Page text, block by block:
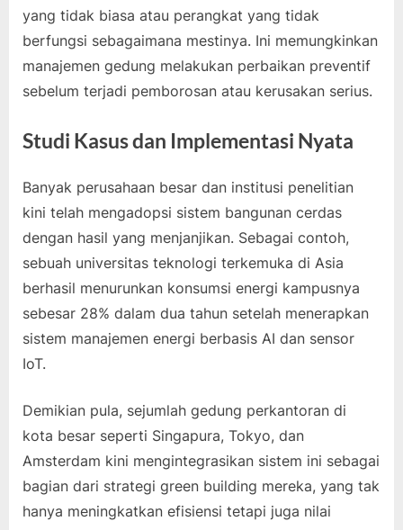
yang tidak biasa atau perangkat yang tidak
berfungsi sebagaimana mestinya. Ini memungkinkan
manajemen gedung melakukan perbaikan preventif
sebelum terjadi pemborosan atau kerusakan serius.
Studi Kasus dan Implementasi Nyata
Banyak perusahaan besar dan institusi penelitian
kini telah mengadopsi sistem bangunan cerdas
dengan hasil yang menjanjikan. Sebagai contoh,
sebuah universitas teknologi terkemuka di Asia
berhasil menurunkan konsumsi energi kampusnya
sebesar 28% dalam dua tahun setelah menerapkan
sistem manajemen energi berbasis AI dan sensor
IoT.
Demikian pula, sejumlah gedung perkantoran di
kota besar seperti Singapura, Tokyo, dan
Amsterdam kini mengintegrasikan sistem ini sebagai
bagian dari strategi green building mereka, yang tak
hanya meningkatkan efisiensi tetapi juga nilai